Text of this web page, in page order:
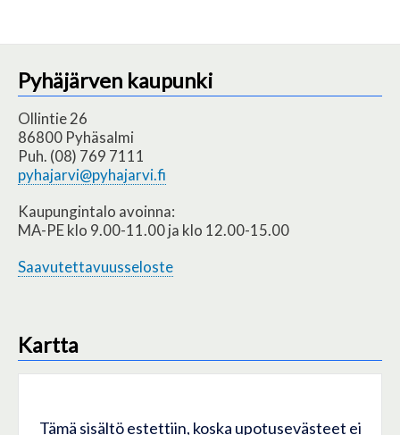
Pyhäjärven kaupunki
Ollintie 26
86800 Pyhäsalmi
Puh. (08) 769 7111
pyhajarvi@pyhajarvi.fi
Kaupungintalo avoinna:
MA-PE klo 9.00-11.00 ja klo 12.00-15.00
Saavutettavuusseloste
Kartta
Tämä sisältö estettiin, koska upotusevästeet ei